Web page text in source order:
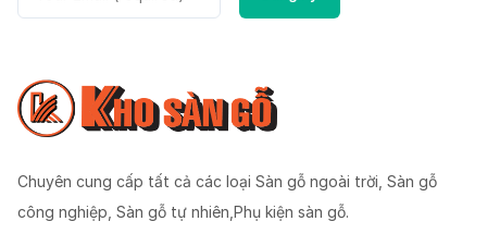
Chuyên cung cấp tất cả các loại Sàn gỗ ngoài trời, Sàn gỗ
công nghiệp, Sàn gỗ tự nhiên,Phụ kiện sàn gỗ.